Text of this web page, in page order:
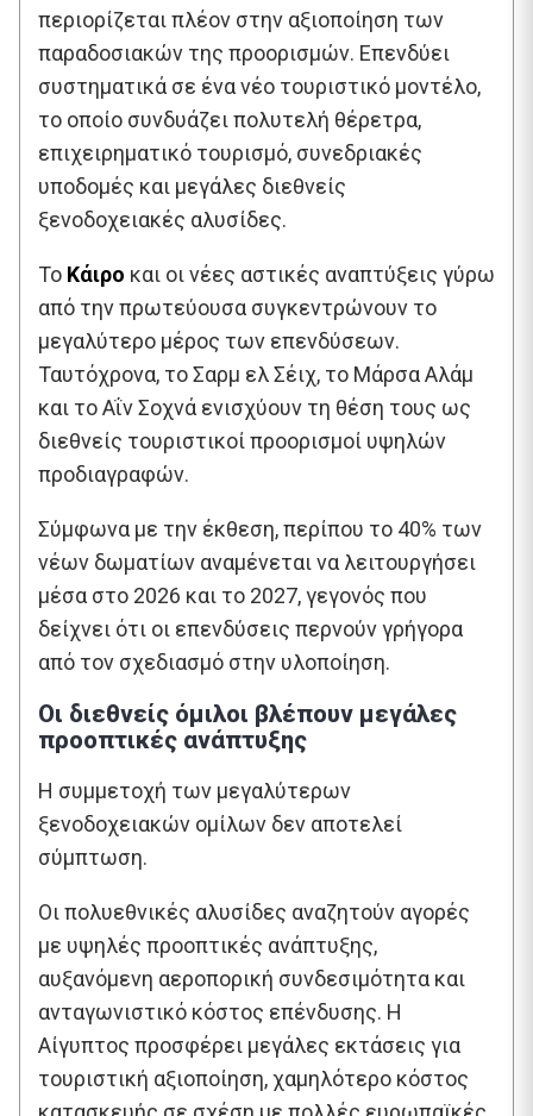
περιορίζεται πλέον στην αξιοποίηση των
παραδοσιακών της προορισμών. Επενδύει
συστηματικά σε ένα νέο τουριστικό μοντέλο,
το οποίο συνδυάζει πολυτελή θέρετρα,
επιχειρηματικό τουρισμό, συνεδριακές
υποδομές και μεγάλες διεθνείς
ξενοδοχειακές αλυσίδες.
Το Κάιρο και οι νέες αστικές αναπτύξεις γύρω
από την πρωτεύουσα συγκεντρώνουν το
μεγαλύτερο μέρος των επενδύσεων.
Ταυτόχρονα, το Σαρμ ελ Σέιχ, το Μάρσα Αλάμ
και το Αΐν Σοχνά ενισχύουν τη θέση τους ως
διεθνείς τουριστικοί προορισμοί υψηλών
προδιαγραφών.
Σύμφωνα με την έκθεση, περίπου το 40% των
νέων δωματίων αναμένεται να λειτουργήσει
μέσα στο 2026 και το 2027, γεγονός που
δείχνει ότι οι επενδύσεις περνούν γρήγορα
από τον σχεδιασμό στην υλοποίηση.
Οι διεθνείς όμιλοι βλέπουν μεγάλες
προοπτικές ανάπτυξης
Η συμμετοχή των μεγαλύτερων
ξενοδοχειακών ομίλων δεν αποτελεί
σύμπτωση.
Οι πολυεθνικές αλυσίδες αναζητούν αγορές
με υψηλές προοπτικές ανάπτυξης,
αυξανόμενη αεροπορική συνδεσιμότητα και
ανταγωνιστικό κόστος επένδυσης. Η
Αίγυπτος προσφέρει μεγάλες εκτάσεις για
τουριστική αξιοποίηση, χαμηλότερο κόστος